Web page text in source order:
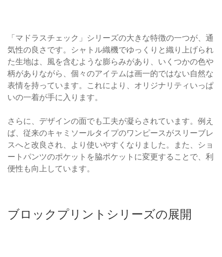
「マドラスチェック」シリーズの大きな特徴の一つが、通
気性の良さです。シャトル織機でゆっくりと織り上げられ
た生地は、風を含むような膨らみがあり、いくつかの色や
柄がありながら、個々のアイテムは画一的ではない自然な
表情を持っています。これにより、オリジナリティいっぱ
いの一着が手に入ります。
さらに、デザインの面でも工夫が凝らされています。例え
ば、従来のキャミソールタイプのワンピースがスリーブレ
スへと改良され、より使いやすくなりました。また、ショ
ートパンツのポケットを脇ポケットに変更することで、利
便性も向上しています。
ブロックプリントシリーズの展開